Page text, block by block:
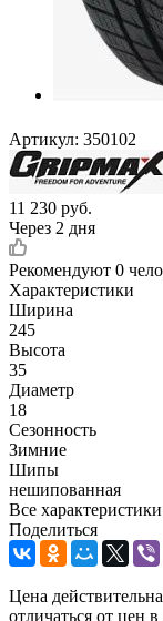
Артикул: 350102
11 230 руб.
Через 2 дня
Рекомендуют 0
Характеристики
Ширина
245
Высота
35
Диаметр
18
Сезонность
Зимние
Шипы
нешипованная
Все характеристики
Поделиться
Цена
отличаться от цен